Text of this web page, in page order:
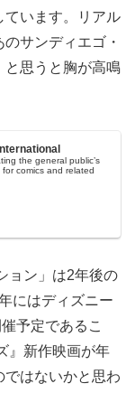
ています。リアル
サンディエゴ・
と思うと胸が高鳴
the general public’s
comics and related
ョン」は2年後の
にはディズニー
予定であるこ
』新作映画が年
ではないかと思わ